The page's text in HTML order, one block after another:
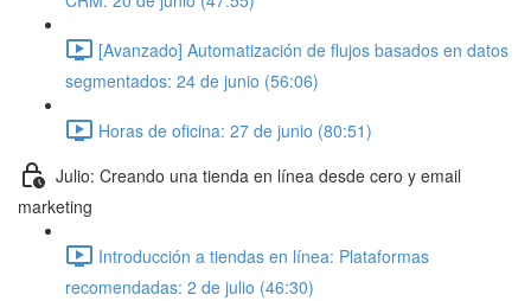
[Avanzado] Automatización de flujos basados en datos
segmentados: 24 de junio (56:06)
Horas de oficina: 27 de junio (80:51)
Julio: Creando una tienda en línea desde cero y email
marketing
Introducción a tiendas en línea: Plataformas
recomendadas: 2 de julio (46:30)